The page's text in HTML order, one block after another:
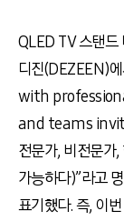
QLED TV 스탠드
디진(DEZEEN)
with
and teams
전문가, 비전문가
가능하다)”라고
표기했다. 즉, 이